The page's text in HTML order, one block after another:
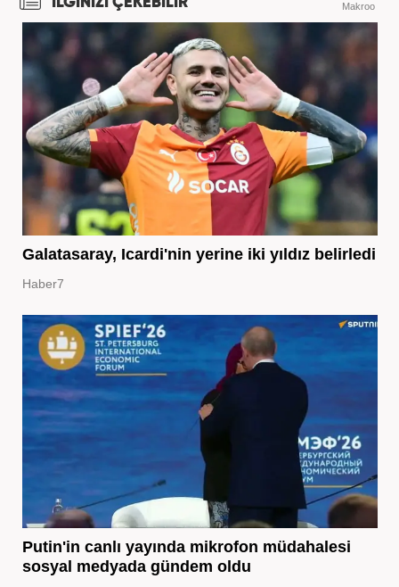
Makroo
Galatasaray, Icardi'nin yerine iki yıldız belirledi
Haber7
Putin'in canlı yayında mikrofon müdahalesi
sosyal medyada gündem oldu